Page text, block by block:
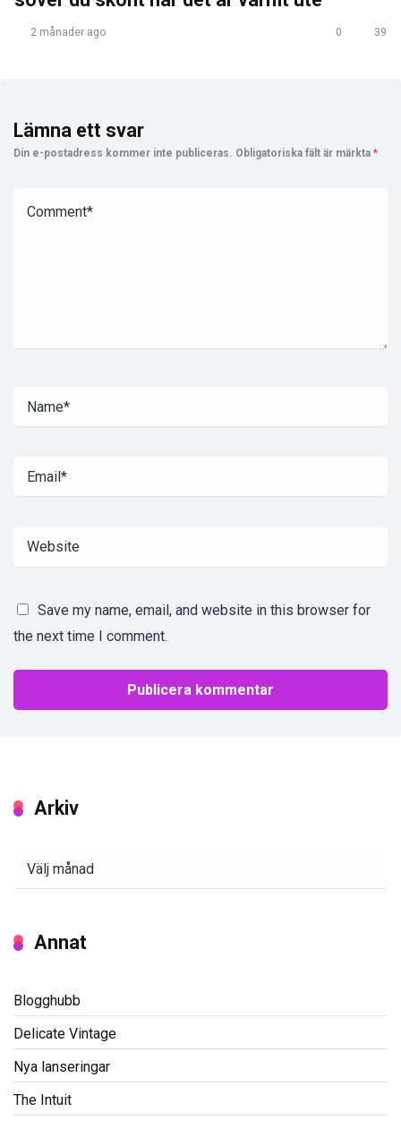
2 månader ago 0 39
Lämna ett svar
Din e-postadress kommer inte publiceras. Obligatoriska fält är märkta *
Save my name, email, and website in this browser for
the next time I comment.
Arkiv
Annat
Blogghubb
Delicate Vintage
Nya lanseringar
The Intuit